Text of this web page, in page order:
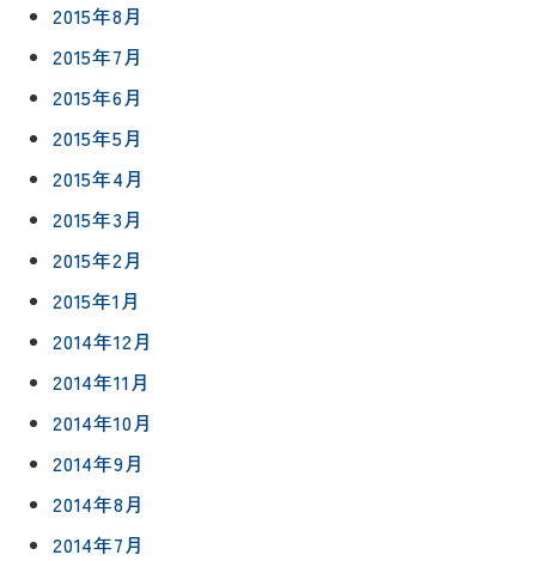
2015年8月
2015年7月
2015年6月
2015年5月
2015年4月
2015年3月
2015年2月
2015年1月
2014年12月
2014年11月
2014年10月
2014年9月
2014年8月
2014年7月